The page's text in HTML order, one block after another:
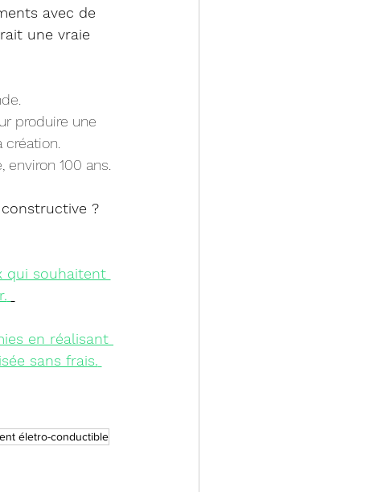
avec de
une vraie
produire une
100 ans.
?
qui souhaitent
en réalisant
sans frais.
életro-conductible